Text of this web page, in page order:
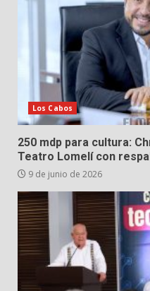
Los Cabos
250 mdp para cultura:
Teatro Lomelí con
9 de junio de 2026